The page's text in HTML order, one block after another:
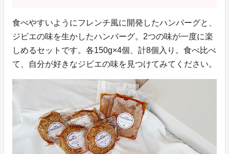
食べやすいようにフレンチ風に開発したハンバーグと、
ジビエの味を生かしたハンバーグ。2つの味が一度に楽
しめるセットです。各150g×4個、計8個入り。食べ比べ
て、自分が好きなジビエの味を見つけてみてください。